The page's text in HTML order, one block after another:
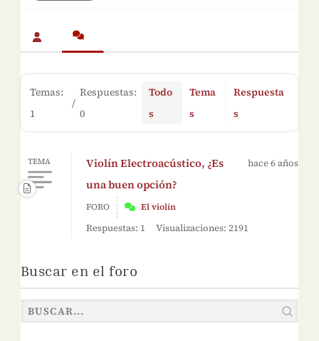
Temas:
1
/
Respuestas:
0
Todo
s
Tema
s
Respuesta
s
TEMA
Violín Electroacústico, ¿Es
una buen opción?
hace 6 años
FORO El violín
Respuestas: 1 Visualizaciones: 2191
Buscar en el foro